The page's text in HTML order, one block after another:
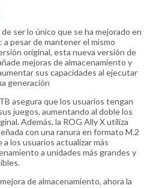
ser lo único que se ha mejorado en
a pesar de mantener el mismo
original, esta nueva versión de
mejoras de almacenamiento y
sus capacidades al ejecutar
generación
asegura que los usuarios tengan
juegos, aumentando al doble los
Además, la ROG Ally X utiliza
con una ranura en formato M.2
los usuarios actualizar más
a unidades más grandes y
de almacenamiento, ahora la